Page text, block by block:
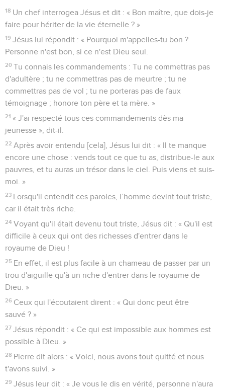
18 Un chef interrogea Jésus et dit : « Bon maître, que dois-je
faire pour hériter de la vie éternelle ? »
19 Jésus lui répondit : « Pourquoi m'appelles-tu bon ?
Personne n'est bon, si ce n'est Dieu seul.
20 Tu connais les commandements : Tu ne commettras pas
d'adultère ; tu ne commettras pas de meurtre ; tu ne
commettras pas de vol ; tu ne porteras pas de faux
témoignage ; honore ton père et ta mère. »
21 « J'ai respecté tous ces commandements dès ma
jeunesse », dit-il.
22 Après avoir entendu [cela], Jésus lui dit : « Il te manque
encore une chose : vends tout ce que tu as, distribue-le aux
pauvres, et tu auras un trésor dans le ciel. Puis viens et suis-
moi. »
23 Lorsqu'il entendit ces paroles, l’homme devint tout triste,
car il était très riche.
24 Voyant qu'il était devenu tout triste, Jésus dit : « Qu'il est
difficile à ceux qui ont des richesses d'entrer dans le
royaume de Dieu !
25 En effet, il est plus facile à un chameau de passer par un
trou d'aiguille qu'à un riche d'entrer dans le royaume de
Dieu. »
26 Ceux qui l'écoutaient dirent : « Qui donc peut être
sauvé ? »
27 Jésus répondit : « Ce qui est impossible aux hommes est
possible à Dieu. »
28 Pierre dit alors : « Voici, nous avons tout quitté et nous
t'avons suivi. »
29 Jésus leur dit : « Je vous le dis en vérité, personne n'aura